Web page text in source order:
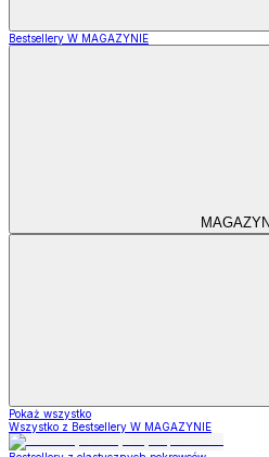
Bestsellery W MAGAZYNIE
Pokaż wszystko
Wszystko z Bestsellery W MAGAZYNIE